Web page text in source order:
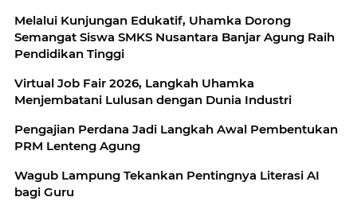
Melalui Kunjungan Edukatif, Uhamka Dorong
Semangat Siswa SMKS Nusantara Banjar Agung Raih
Pendidikan Tinggi
Virtual Job Fair 2026, Langkah Uhamka
Menjembatani Lulusan dengan Dunia Industri
Pengajian Perdana Jadi Langkah Awal Pembentukan
PRM Lenteng Agung
Wagub Lampung Tekankan Pentingnya Literasi AI
bagi Guru